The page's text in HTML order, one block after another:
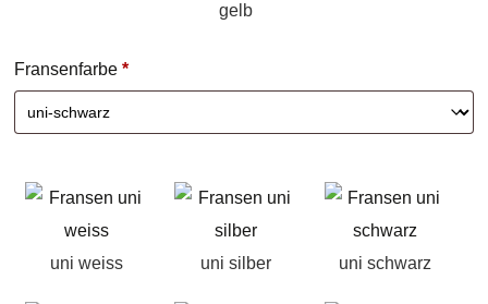
gelb
Fransenfarbe *
uni weiss uni silber uni schwarz